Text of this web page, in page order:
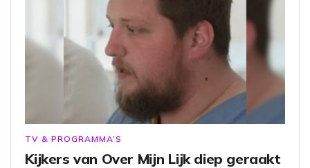
TV & PROGRAMMA’S
Kijkers van Over Mijn Lijk diep geraakt